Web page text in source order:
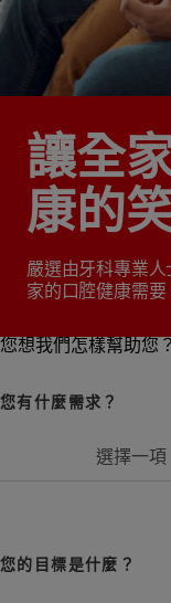
讓全
康的
嚴選由牙科專業
家的口腔健康需要
您想我們怎樣幫助您？
您有什麼需求？
選擇一項
您的目標是什麼？